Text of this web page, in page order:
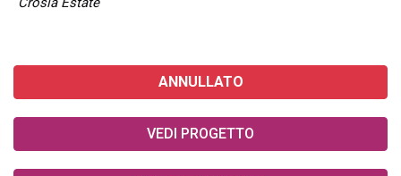
ANNULLATO
VEDI PROGETTO